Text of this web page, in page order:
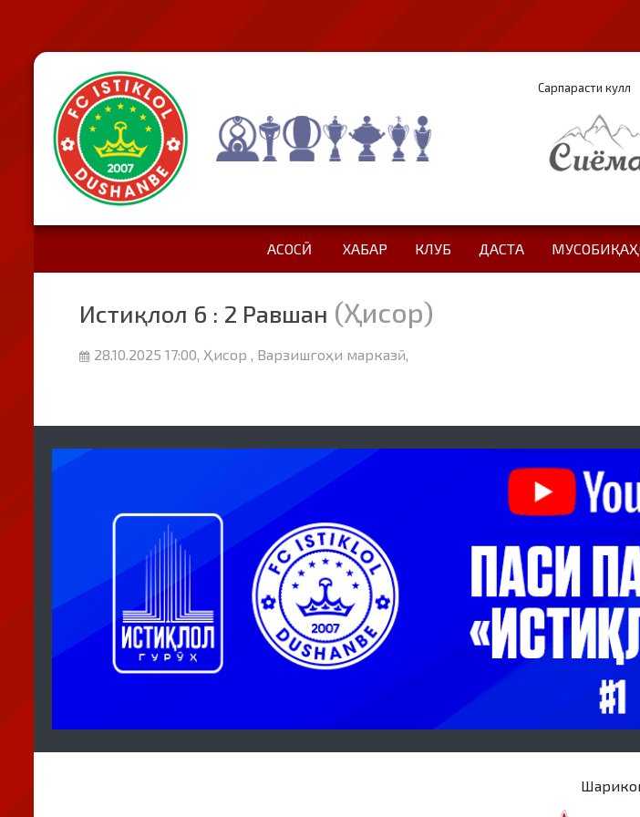
Сарпарасти кулл
АСОСӢ ХАБАР КЛУБ ДАСТА
Истиқлол 6 : 2 Равшан (Ҳисор)
28.10.2025 17:00, Ҳисор , Варзишгоҳи марказӣ,